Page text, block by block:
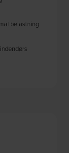
belastning